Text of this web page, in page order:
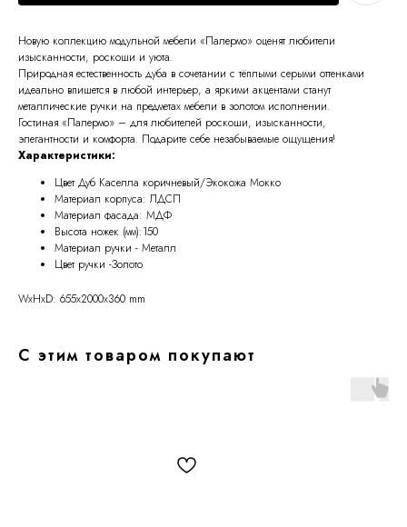
Новую коллекцию модульной мебели «Палермо» оценят любители
изысканности, роскоши и уюта.
Природная естественность дуба в сочетании с тёплыми серыми оттенками
идеально впишется в любой интерьер, а яркими акцентами станут
металлические ручки на предметах мебели в золотом исполнении.
Гостиная «Палермо» – для любителей роскоши, изысканности,
элегантности и комфорта. Подарите себе незабываемые ощущения!
Характеристики:
Цвет Дуб Каселла коричневый/Экокожа Мокко
Материал корпуса: ЛДСП
Материал фасада: МДФ
Высота ножек (мм):150
Материал ручки - Металл
Цвет ручки -Золото
WxHxD: 655x2000x360 mm
С этим товаром покупают